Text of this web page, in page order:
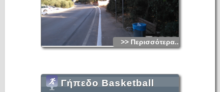
>> Περισσότερα...
Γήπεδο Basketball